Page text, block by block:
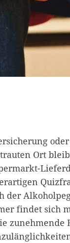
Ort
der
findet sich